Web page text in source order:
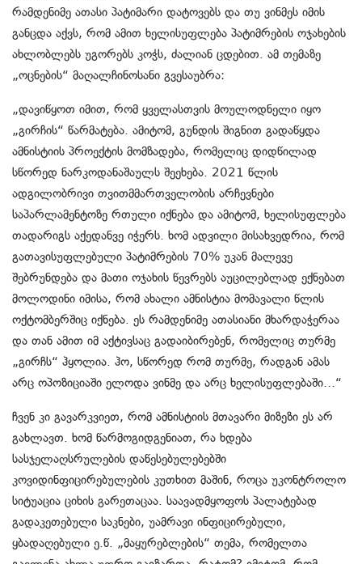
რამდენიმე ათასი პატიმარი დატოვებს და თუ ვინმეს იმის
განცდა აქვს, რომ ამით ხელისუფლება პატიმრების ოჯახების
ახლობლებს უგორებს კოჭს, ძალიან ცდებით. ამ თემაზე
„ოცნების“ მაღალჩინოსანი გვესაუბრა:
„დავიწყოთ იმით, რომ ყველასთვის მოულოდნელი იყო
„გირჩის“ წარმატება. ამიტომ, გუნდის შიგნით გადაწყდა
ამნისტიის პროექტის მომზადება, რომელიც დიდწილად
სწორედ ნარკოდანაშაულს შეეხება. 2021 წლის
ადგილობრივი თვითმმართველობის არჩევნები
საპარლამენტოზე რთული იქნება და ამიტომ, ხელისუფლება
თადარიგს აქედანვე იჭერს. ხომ ადვილი მისახვედრია, რომ
გათავისუფლებული პატიმრების 70% უკან მალევე
შებრუნდება და მათი ოჯახის წევრებს აუცილებლად ექნებათ
მოლოდინი იმისა, რომ ახალი ამნისტია მომავალი წლის
ოქტომბერშიც იქნება. ეს რამდენიმე ათასიანი მხარდაჭერაა
და თან ამით იმ აქტივსაც გადაიბირებენ, რომელიც თურმე
„გირჩს“ ჰყოლია. ჰო, სწორედ რომ თურმე, რადგან ამას
არც ოპოზიციაში ელოდა ვინმე და არც ხელისუფლებაში…“
ჩვენ კი გავარკვიეთ, რომ ამნისტიის მთავარი მიზეზი ეს არ
გახლავთ. ხომ წარმოგიდგენიათ, რა ხდება
სასჯელაღსრულების დაწესებულებებში
კოვიდინფიცირებულების კუთხით მაშინ, როცა უკონტროლო
სიტუაცია ციხის გარეთაცაა. საავადმყოფოს პალატებად
გადაკეთებული საკნები, უამრავი ინფიცირებული,
ყბადაღებული ე.წ. „მაყურებლების“ თემა, რომელთა